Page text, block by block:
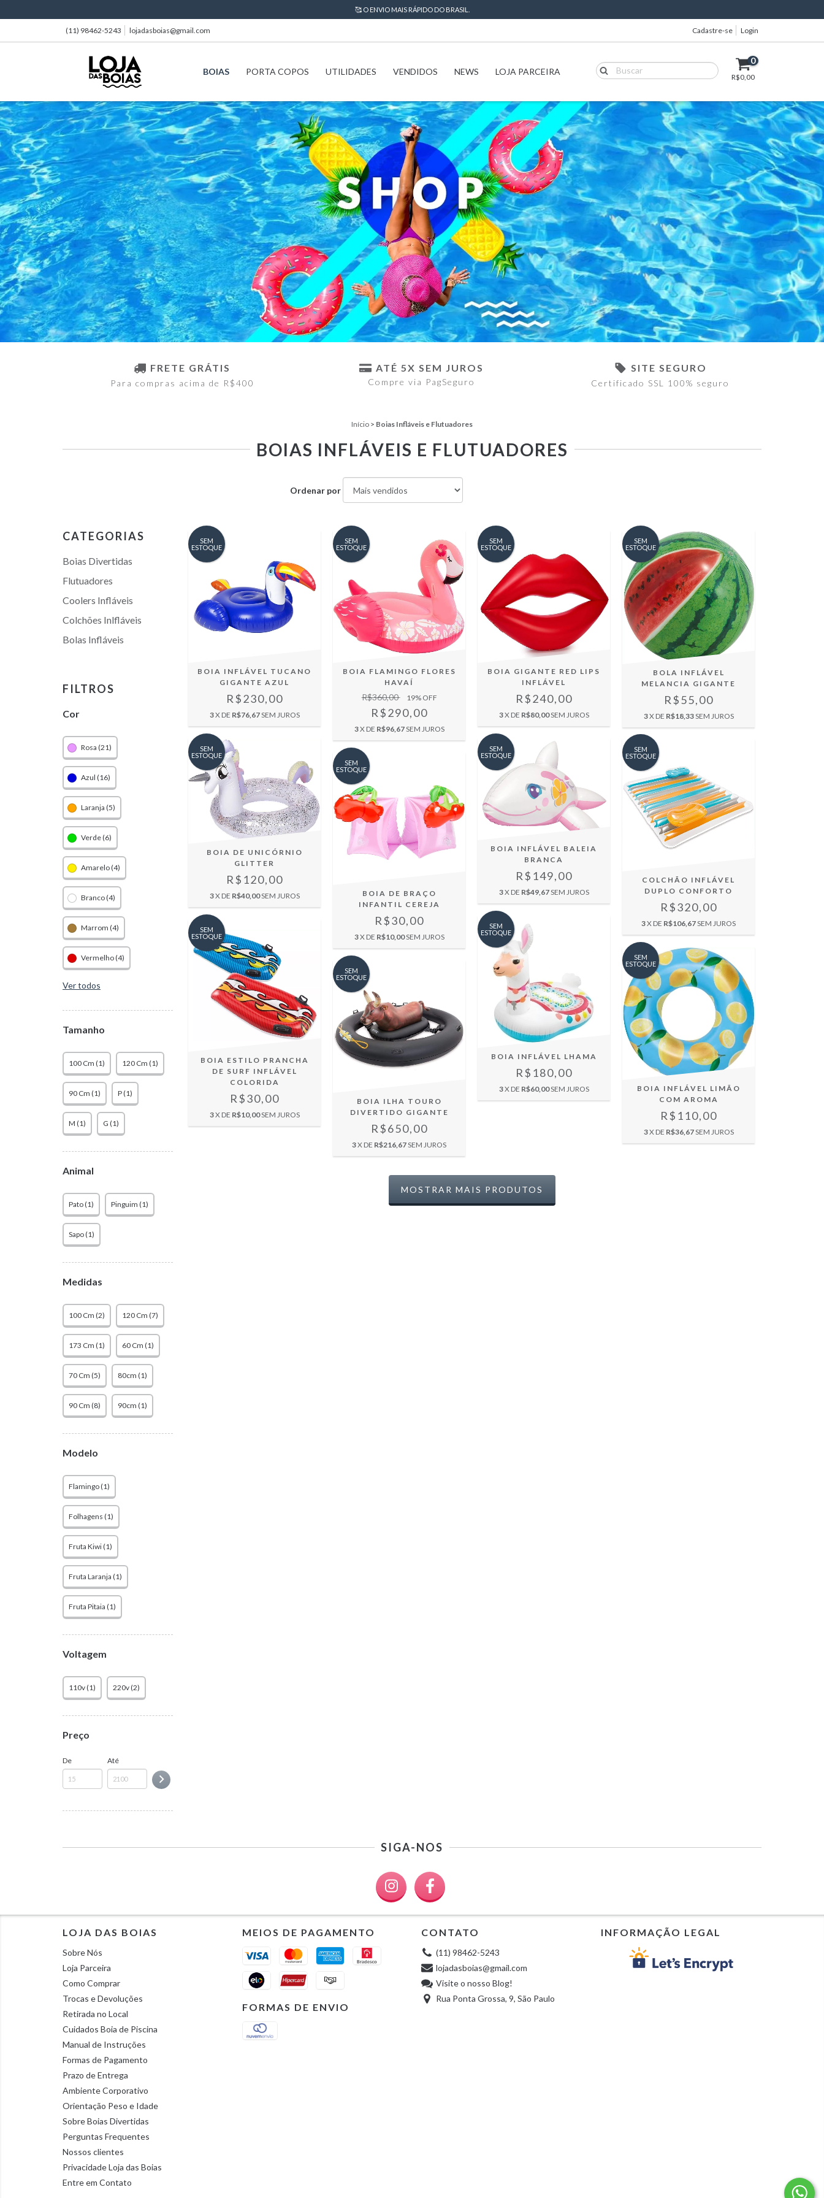
🥰 O ENVIO MAIS RÁPIDO DO BRASIL.
(11) 98462-5243 lojadasboias@gmail.com Cadastre-se Login
BOIAS PORTA COPOS UTILIDADES VENDIDOS NEWS LOJA PARCEIRA
0
R$0,00
FRETE GRÁTIS
Para compras acima de R$400
ATÉ 5X SEM JUROS
Compre via PagSeguro
SITE SEGURO
Certificado SSL 100% seguro
Início > Boias Infláveis e Flutuadores
BOIAS INFLÁVEIS E FLUTUADORES
Ordenar por
CATEGORIAS
Boias Divertidas
Flutuadores
Coolers Infláveis
Colchões Inlfláveis
Bolas Infláveis
FILTROS
Cor
Rosa (21)
Azul (16)
Laranja (5)
Verde (6)
Amarelo (4)
Branco (4)
Marrom (4)
Vermelho (4)
Ver todos
Tamanho
100 Cm (1) 120 Cm (1)
90 Cm (1) P (1)
M (1) G (1)
Animal
Pato (1) Pinguim (1)
Sapo (1)
Medidas
100 Cm (2) 120 Cm (7)
173 Cm (1) 60 Cm (1)
70 Cm (5) 80cm (1)
90 Cm (8) 90cm (1)
Modelo
Flamingo (1)
Folhagens (1)
Fruta Kiwi (1)
Fruta Laranja (1)
Fruta Pitaia (1)
Voltagem
110v (1) 220v (2)
Preço
De Até
SEM
ESTOQUE
BOIA INFLÁVEL TUCANO
GIGANTE AZUL
R$230,00
3X DE R$76,67SEM JUROS
SEM
ESTOQUE
BOIA FLAMINGO FLORES
HAVAÍ
R$360,00 19% OFF
R$290,00
3X DE R$96,67SEM JUROS
SEM
ESTOQUE
BOIA GIGANTE RED LIPS
INFLÁVEL
R$240,00
3X DE R$80,00SEM JUROS
SEM
ESTOQUE
BOLA INFLÁVEL
MELANCIA GIGANTE
R$55,00
3X DE R$18,33SEM JUROS
SEM
ESTOQUE
BOIA DE UNICÓRNIO
GLITTER
R$120,00
3X DE R$40,00SEM JUROS
SEM
ESTOQUE
BOIA DE BRAÇO
INFANTIL CEREJA
R$30,00
3X DE R$10,00SEM JUROS
SEM
ESTOQUE
BOIA INFLÁVEL BALEIA
BRANCA
R$149,00
3X DE R$49,67SEM JUROS
SEM
ESTOQUE
COLCHÃO INFLÁVEL
DUPLO CONFORTO
R$320,00
3X DE R$106,67SEM JUROS
SEM
ESTOQUE
BOIA ESTILO PRANCHA
DE SURF INFLÁVEL
COLORIDA
R$30,00
3X DE R$10,00SEM JUROS
SEM
ESTOQUE
BOIA ILHA TOURO
DIVERTIDO GIGANTE
R$650,00
3X DE R$216,67SEM JUROS
SEM
ESTOQUE
BOIA INFLÁVEL LHAMA
R$180,00
3X DE R$60,00SEM JUROS
SEM
ESTOQUE
BOIA INFLÁVEL LIMÃO
COM AROMA
R$110,00
3X DE R$36,67SEM JUROS
MOSTRAR MAIS PRODUTOS
SIGA-NOS
LOJA DAS BOIAS
Sobre Nós
Loja Parceira
Como Comprar
Trocas e Devoluções
Retirada no Local
Cuidados Boia de Piscina
Manual de Instruções
Formas de Pagamento
Prazo de Entrega
Ambiente Corporativo
Orientação Peso e Idade
Sobre Boias Divertidas
Perguntas Frequentes
Nossos clientes
Privacidade Loja das Boias
Entre em Contato
MEIOS DE PAGAMENTO
FORMAS DE ENVIO
CONTATO
(11) 98462-5243
lojadasboias@gmail.com
Visite o nosso Blog!
Rua Ponta Grossa, 9, São Paulo
INFORMAÇÃO LEGAL